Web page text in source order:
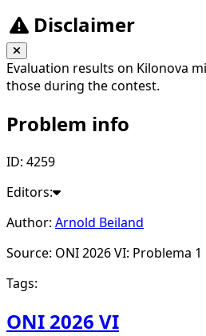
Disclaimer
Evaluation results on Kilonova
those during the contest.
Problem info
ID: 4259
Editors:
Author: Arnold Beiland
Source: ONI 2026 VI: Problema 1
Tags:
ONI 2026 VI